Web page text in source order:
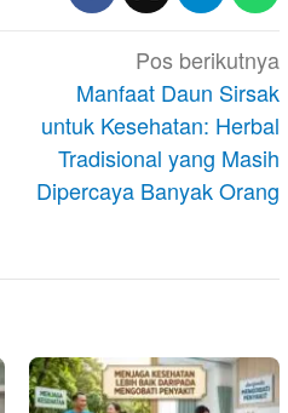
Pos berikutnya
Manfaat Daun Sirsak
untuk Kesehatan: Herbal
Tradisional yang Masih
Dipercaya Banyak Orang